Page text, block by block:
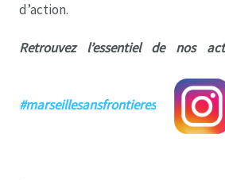
d’action.
Retrouvez l’essentiel de nos
#marseillesansfrontieres